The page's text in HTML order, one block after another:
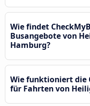
Wie findet
Busangebote von
Hamburg?
Wie funktioniert die
für Fahrten von